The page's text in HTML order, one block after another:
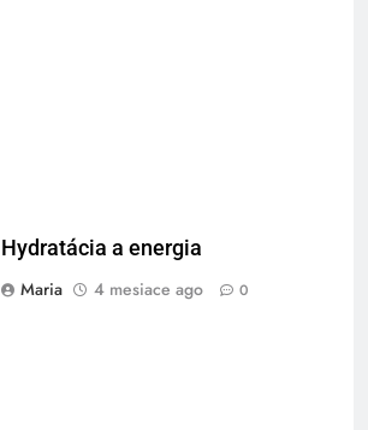
Hydratácia a energia
Maria
4 mesiace ago 0